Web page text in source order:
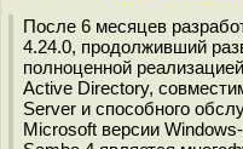
После 6 месяцев
4.24.0, продолживший
полноценной
Active Directory,
Server и способного
Microsoft версии